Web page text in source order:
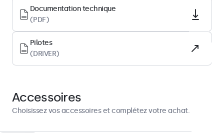
Surface
Verre trempé
Orientation prise en charge
Luminosité maximale
Documentation technique
(PDF)
Pilotes
(DRIVER)
Accessoires
Choisissez vos accessoires et complétez votre achat.